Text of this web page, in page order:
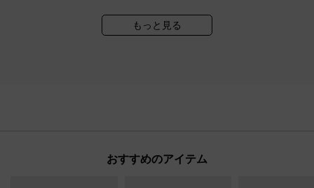
もっと見る
おすすめのアイテム